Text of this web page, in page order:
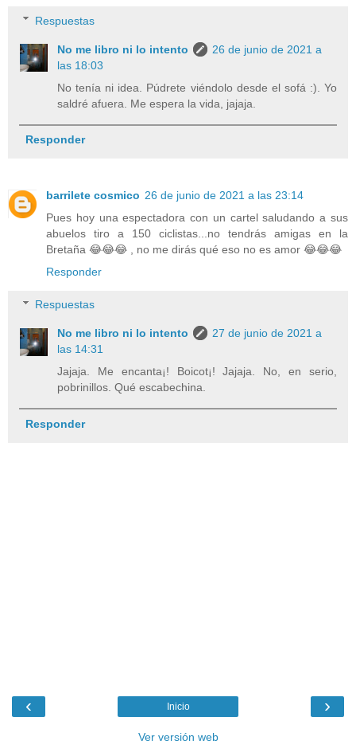
Respuestas
No me libro ni lo intento
26 de junio de 2021 a
las 18:03
No tenía ni idea. Púdrete viéndolo desde el sofá :). Yo
saldré afuera. Me espera la vida, jajaja.
Responder
barrilete cosmico 26 de junio de 2021 a las 23:14
Pues hoy una espectadora con un cartel saludando a sus
abuelos tiro a 150 ciclistas...no tendrás amigas en la
Bretaña 😂😂😂 , no me dirás qué eso no es amor 😂😂😂
Responder
Respuestas
No me libro ni lo intento
27 de junio de 2021 a
las 14:31
Jajaja. Me encanta¡! Boicot¡! Jajaja. No, en serio,
pobrinillos. Qué escabechina.
Responder
‹ ›
Inicio
Ver versión web